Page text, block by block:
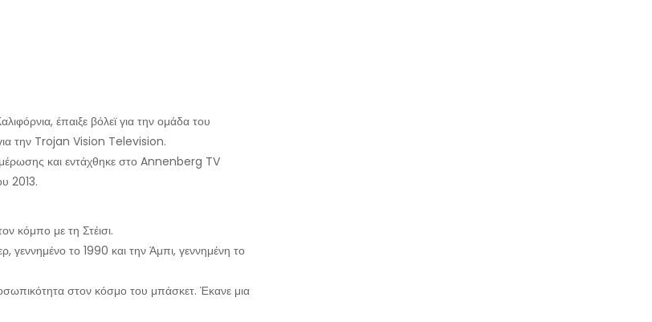
έπαιξε βόλεϊ για την ομάδα του
την Trojan Vision Television.
και εντάχθηκε στο Annenberg TV
2013.
κόμπο με τη Στέισι.
γεννημένο το 1990 και την Άμπι, γεννημένη το
στον κόσμο του μπάσκετ. Έκανε μια